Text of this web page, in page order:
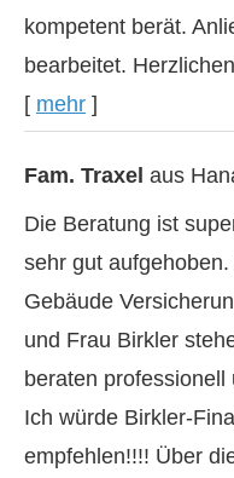
kompetent berät.
bearbeitet.
[ mehr ]
Fam. Traxel aus
Die Beratung ist
sehr gut
Gebäude
und Frau Birkler
beraten
Ich würde Birkler-
empfehlen!!!! Über